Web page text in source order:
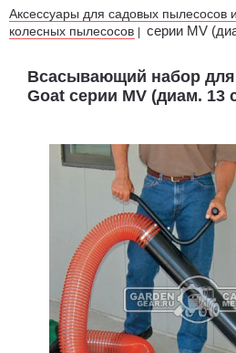
Аксессуары для садовых пылесосов
колесных пылесосов | серии MV
Всасывающий набор
Goat серии MV (диам. 13